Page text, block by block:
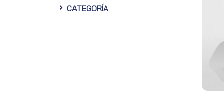
CATEGORÍA